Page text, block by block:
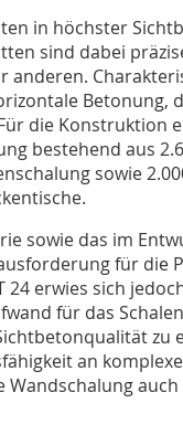
in höchster
sind dabei
anderen.
Betonung,
die Konstruktion
bestehend aus
sowie
sowie das im
für die
24 erwies sich
für das
zu
an
Wandschalung